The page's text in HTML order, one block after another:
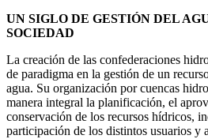
UN SIGLO DE GESTIÓN DEL
SOCIEDAD
La creación de las confederaciones
de paradigma en la gestión de un
agua. Su organización por cuencas
manera integral la planificación, el
conservación de los recursos hídricos,
participación de los distintos usuarios y